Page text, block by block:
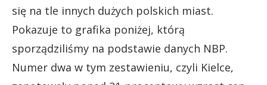
się na tle innych dużych polskich miast.
Pokazuje to grafika poniżej, którą
sporządziliśmy na podstawie danych NBP.
Numer dwa w tym zestawieniu, czyli Kielce,